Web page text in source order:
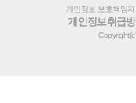
개인정보 보호책임
개인정보취급